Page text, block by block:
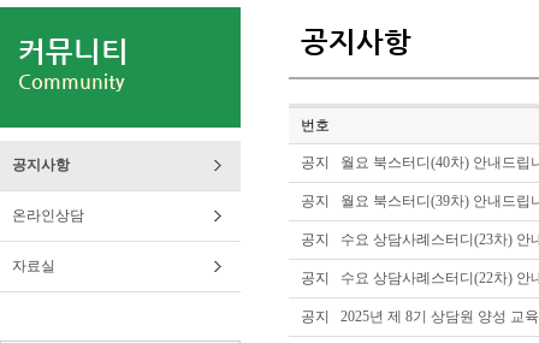
커뮤니티
Community
공지사항
온라인상담
자료실
공지사항
번호
공지 월요 북스터디(40차) 안내드립
공지 월요 북스터디(39차) 안내드립
공지 수요 상담사례스터디(23차) 안
공지 수요 상담사례스터디(22차) 안
공지 2025년 제 8기 상담원 양성 교